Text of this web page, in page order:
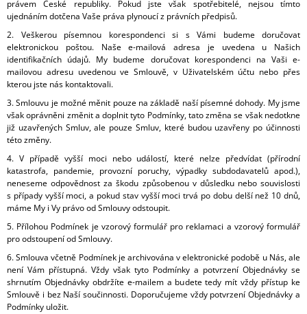
právem České republiky. Pokud jste však spotřebitelé, nejsou tímto
ujednáním dotčena Vaše práva plynoucí z právních předpisů.
2. Veškerou písemnou korespondenci si s Vámi budeme doručovat
elektronickou poštou. Naše e-mailová adresa je uvedena u Našich
identifikačních údajů. My budeme doručovat korespondenci na Vaši e-
mailovou adresu uvedenou ve Smlouvě, v Uživatelském účtu nebo přes
kterou jste nás kontaktovali.
3. Smlouvu je možné měnit pouze na základě naší písemné dohody. My jsme
však oprávněni změnit a doplnit tyto Podmínky, tato změna se však nedotkne
již uzavřených Smluv, ale pouze Smluv, které budou uzavřeny po účinnosti
této změny.
4. V případě vyšší moci nebo událostí, které nelze předvídat (přírodní
katastrofa, pandemie, provozní poruchy, výpadky subdodavatelů apod.),
neneseme odpovědnost za škodu způsobenou v důsledku nebo souvislosti
s případy vyšší moci, a pokud stav vyšší moci trvá po dobu delší než 10 dnů,
máme My i Vy právo od Smlouvy odstoupit.
5. Přílohou Podmínek je vzorový formulář pro reklamaci a vzorový formulář
pro odstoupení od Smlouvy.
6. Smlouva včetně Podmínek je archivována v elektronické podobě u Nás, ale
není Vám přístupná. Vždy však tyto Podmínky a potvrzení Objednávky se
shrnutím Objednávky obdržíte e-mailem a budete tedy mít vždy přístup ke
Smlouvě i bez Naší součinnosti. Doporučujeme vždy potvrzení Objednávky a
Podmínky uložit.